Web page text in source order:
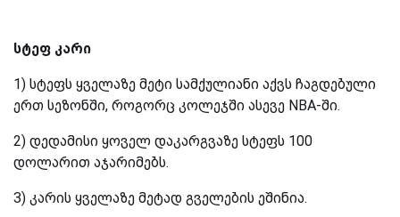
სტეფ კარი
1) სტეფს ყველაზე მეტი სამქულიანი აქვს ჩაგდებული
ერთ სეზონში, როგორც კოლეჯში ასევე NBA-ში.
2) დედამისი ყოველ დაკარგვაზე სტეფს 100
დოლარით აჯარიმებს.
3) კარის ყველაზე მეტად გველების ეშინია.